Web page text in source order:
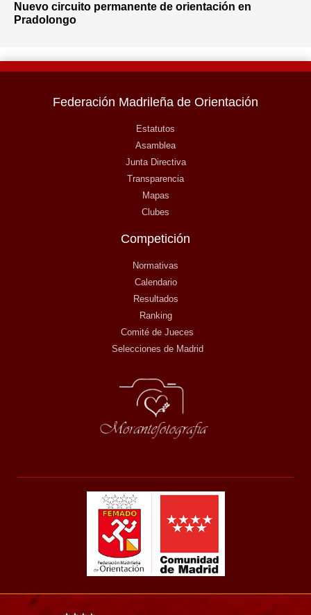
Nuevo circuito permanente de orientación en
Pradolongo
Federación Madrileña de Orientación
Estatutos
Asamblea
Junta Directiva
Transparencia
Mapas
Clubes
Competición
Normativas
Calendario
Resultados
Ranking
Comité de Jueces
Selecciones de Madrid